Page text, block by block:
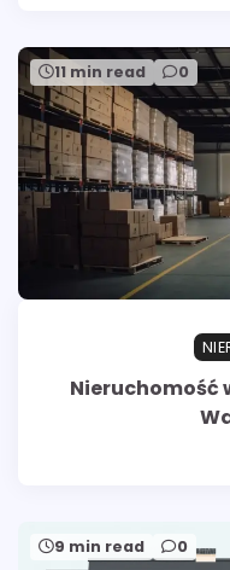
11 min read 0
Nieruchomość
9 min read 0